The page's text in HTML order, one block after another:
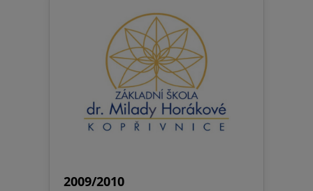
2009/2010